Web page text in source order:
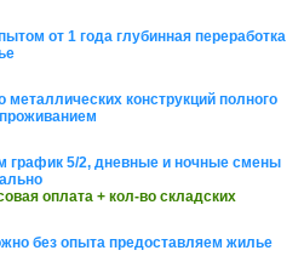
от 1 года глубинная переработка
металлических конструкций полного
график 5/2, дневные и ночные смены
оплата + кол-во складских
без опыта предоставляем жилье